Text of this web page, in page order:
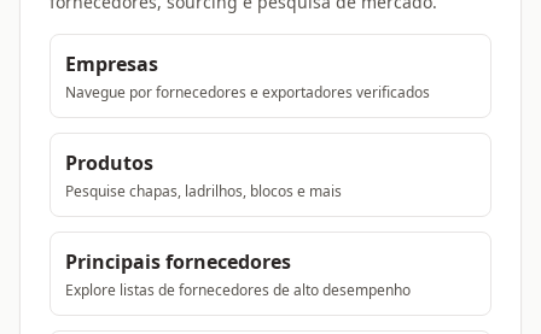
Empresas
Navegue por fornecedores e exportadores verificados
Produtos
Pesquise chapas, ladrilhos, blocos e mais
Principais fornecedores
Explore listas de fornecedores de alto desempenho